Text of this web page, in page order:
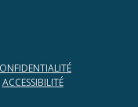
ACCESSIBILITÉ